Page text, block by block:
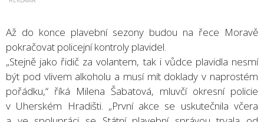
Až do konce plavební sezony budou na řece Moravě
pokračovat policejní kontroly plavidel.
„Stejně jako řidič za volantem, tak i vůdce plavidla nesmí
být pod vlivem alkoholu a musí mít doklady v naprostém
pořádku,“ říká Milena Šabatová, mluvčí okresní policie
v Uherském Hradišti. „První akce se uskutečnila včera